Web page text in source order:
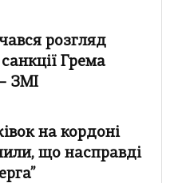
розгляд
Грема
ЗМІ
на кордоні
що насправді